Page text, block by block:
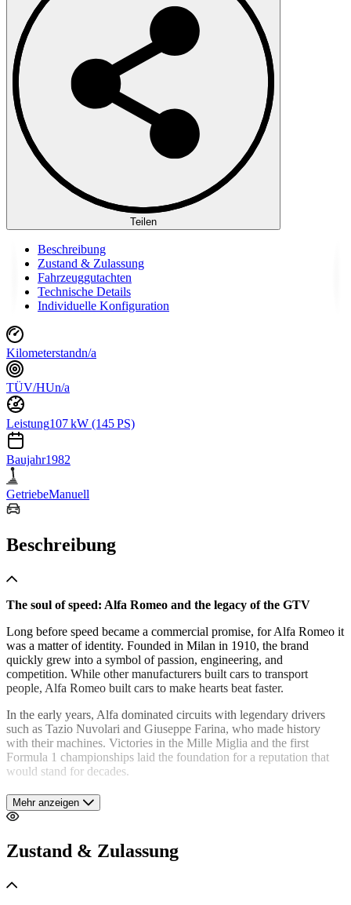
Teilen
Beschreibung
Zustand & Zulassung
Fahrzeuggutachten
Technische Details
Individuelle Konfiguration
Kilometerstandn/a
TÜV/HUn/a
Leistung107 kW (145 PS)
Baujahr1982
GetriebeManuell
Beschreibung
The soul of speed: Alfa Romeo and the legacy of the GTV
Long before speed became a commercial promise, for Alfa Romeo it
was a matter of identity. Founded in Milan in 1910, the brand
quickly grew into a symbol of passion, engineering, and
competition. While other manufacturers built cars to transport
people, Alfa Romeo built cars to make hearts beat faster.
In the early years, Alfa dominated circuits with legendary drivers
such as Tazio Nuvolari and Giuseppe Farina, who made history
with their machines. Victories in the Mille Miglia and the first
Formula 1 championships laid the foundation for a reputation that
would stand for decades.
But the real story of Alfa Romeo is not only found at the absolute
top of motorsport — it also lives in the cars that were closer to the
The birth of an icon: the Alfetta GTV
In the 70s, Alfa Romeo introduced the Alfa Romeo Alfetta GTV, a
Mehr anzeigen
Zustand & Zulassung